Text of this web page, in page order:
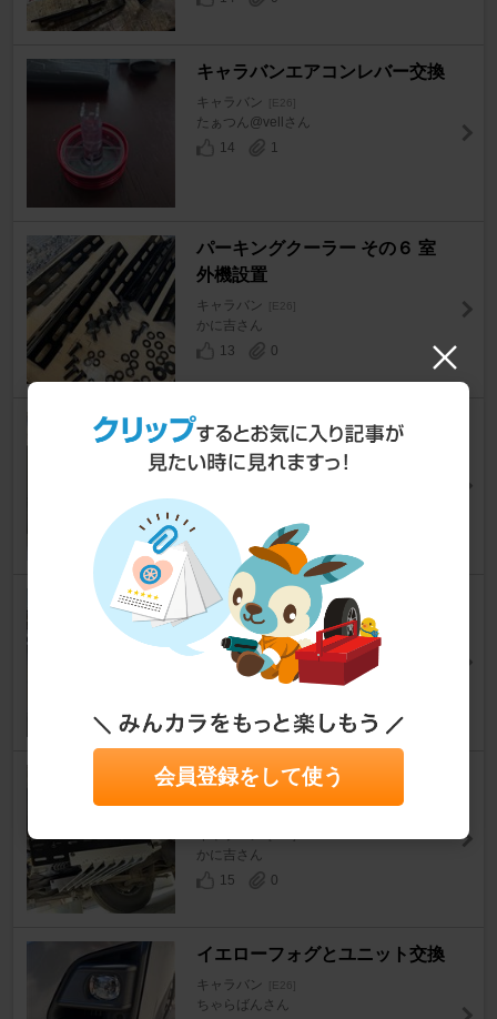
キャラバンエアコンレバー交換
キャラバン [E26]
たぁつん@vellさん
14
1
パーキングクーラー その６ 室
外機設置
キャラバン [E26]
かに吉さん
13
0
自作 リアヒーターダクトの設置
キャラバン [E26]
かに吉さん
パーキングクーラー その８ パ
イプ類仕上げ
キャラバン [E26]
かに吉さん
パーキングクーラー その14 電
動ファンからの音を減らしたい
かに吉さん
15
0
イエローフォグとユニット交換
キャラバン [E26]
ちゃらばんさん
会員登録をして使う